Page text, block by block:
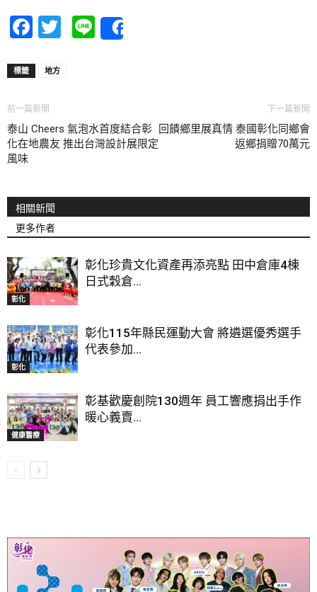
Facebook
Twitter
Line
標籤 地方
前一篇新聞
泰山 Cheers 氣泡水首度結合彰
化在地農友 推出台灣設計展限定
風味
下一篇新聞
回饋鄉里展真情 泰國彰化同鄉會
返鄉捐贈70萬元
相關新聞
更多作者
彰化
彰化珍貴文化資產再添亮點 田中倉庫4棟
日式穀倉...
彰化
彰化115年縣民運動大會 將遴選優秀選手
代表參加...
健康醫療
彰基歡慶創院130週年 員工響應捐出手作
暖心義賣...